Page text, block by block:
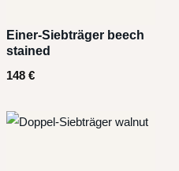
Einer-Siebträger beech
stained
148 €